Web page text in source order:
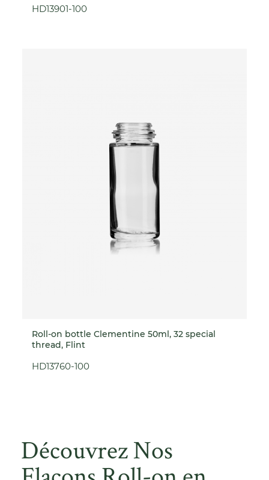
HD13901-100
Roll-on bottle Clementine 50ml, 32 special
thread, Flint
HD13760-100
Découvrez Nos